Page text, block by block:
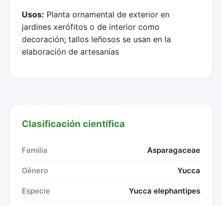
Usos: Planta ornamental de exterior en
jardines xerófitos o de interior como
decoración; tallos leñosos se usan en la
elaboración de artesanías
Clasificación científica
Familia Asparagaceae
Género Yucca
Especie Yucca elephantipes